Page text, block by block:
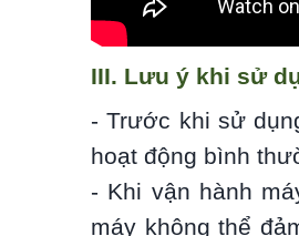
III. Lưu ý khi sử
- Trước khi sử
hoạt động bình
- Khi vận hành
máy không thể